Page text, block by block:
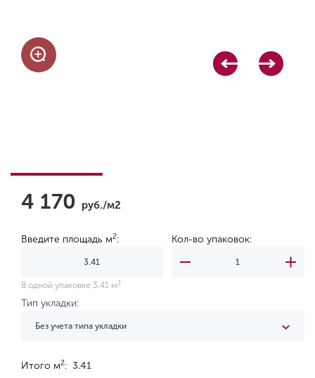
4 170 руб./м2
Введите площадь м2: Кол-во упаковок:
В одной упаковке 3.41 м 2
Тип укладки:
Без учета типа укладки
Итого м2: 3.41